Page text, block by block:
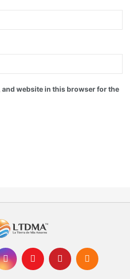
and website in this browser for the